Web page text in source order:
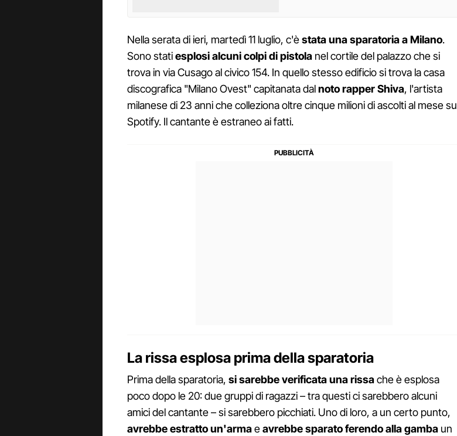
Nella serata di ieri, martedì 11 luglio, c'èstata una sparatoria a Milano.
Sono statiesplosi alcuni colpi di pistola nel cortile del palazzo che si
trova in via Cusago al civico 154. In quello stesso edificio si trova la casa
discografica "Milano Ovest" capitanata dalnoto rapper Shiva, l'artista
milanese di 23 anni che colleziona oltre cinque milioni di ascolti al mese su
Spotify. Il cantante è estraneo ai fatti.
La rissa esplosa prima della sparatoria
Prima della sparatoria, si sarebbe verificata una rissache è esplosa
poco dopo le 20: due gruppi di ragazzi – tra questi ci sarebbero alcuni
amici del cantante – si sarebbero picchiati. Uno di loro, a un certo punto,
avrebbe estratto un'armaeavrebbe sparato ferendo alla gamba un